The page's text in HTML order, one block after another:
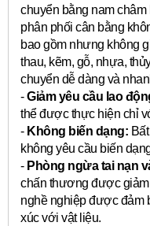
chuyển bằng nam châm
phân phối cân bằng
bao gồm nhưng không
thau, kẽm, gỗ, nhựa,
chuyển dễ dàng và
-Giảm yêu cầu lao
thể được thực hiện chỉ
- Không biến dạng:
không yêu cầu biến
- Phòng ngừa tai nạn
chấn thương được giảm
nghề nghiệp được đảm
xúc với vật liệu.